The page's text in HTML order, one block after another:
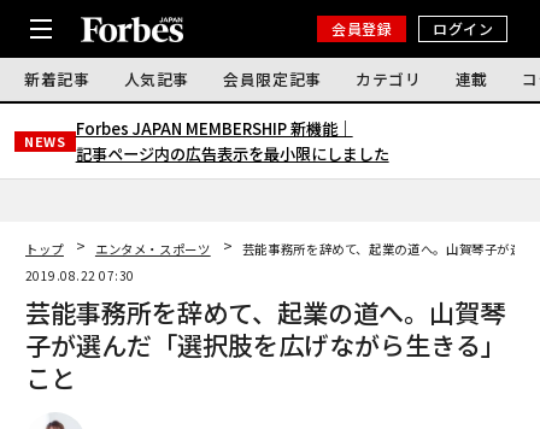
会員登録 ログイン
新着記事 人気記事 会員限定記事 カテゴリ 連載
NEWS
Forbes JAPAN MEMBERSHIP 新機能｜
記事ページ内の広告表示を最小限にしました
トップ エンタメ・スポーツ
芸能事務所を辞めて、起業の道へ。山賀琴子が選
2019.08.22 07:30
芸能事務所を辞めて、起業の道へ。山賀琴
子が選んだ「選択肢を広げながら生きる」
こと